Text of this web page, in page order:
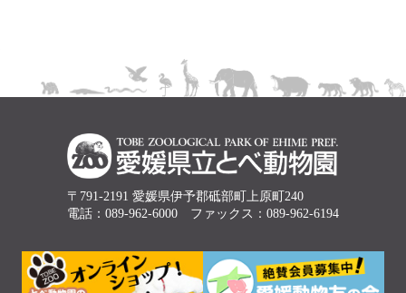
〒791-2191 愛媛県伊予郡砥部町上原町240
電話：089-962-6000 ファックス：089-962-6194